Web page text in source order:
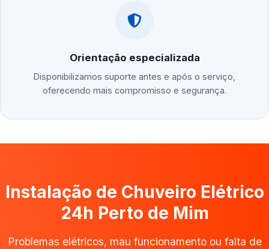
Orientação especializada
Disponibilizamos suporte antes e após o serviço,
oferecendo mais compromisso e segurança.
Instalação de Chuveiro Elétrico
24h Perto de Mim
Problemas elétricos, mau funcionamento ou falta de